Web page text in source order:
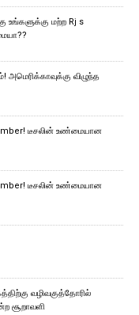
உங்களுக்கு மற்ற Rj s
அமெரிக்காவுக்கு விழுந்த
டீசலின் உண்மையான
டீசலின் உண்மையான
வழிவகுத்தோரில்
சூறாவளி